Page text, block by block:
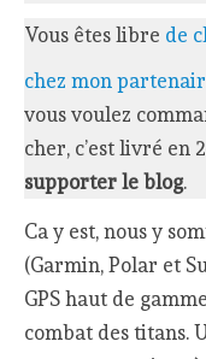
Vous êtes libre de
chez mon
vous voulez
cher, c’est livré en
supporter le blog.
Ca y est, nous y
(Garmin, Polar et
GPS haut de
combat des titans.